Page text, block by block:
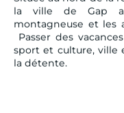
la ville de Gap a
montagneuse et les
Passer des
sport et culture, ville
la détente.